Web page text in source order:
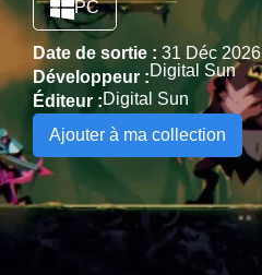
PC
Date de sortie : 31 Déc 2026
Développeur :Digital Sun
Éditeur :Digital Sun
Ajouter à ma collection